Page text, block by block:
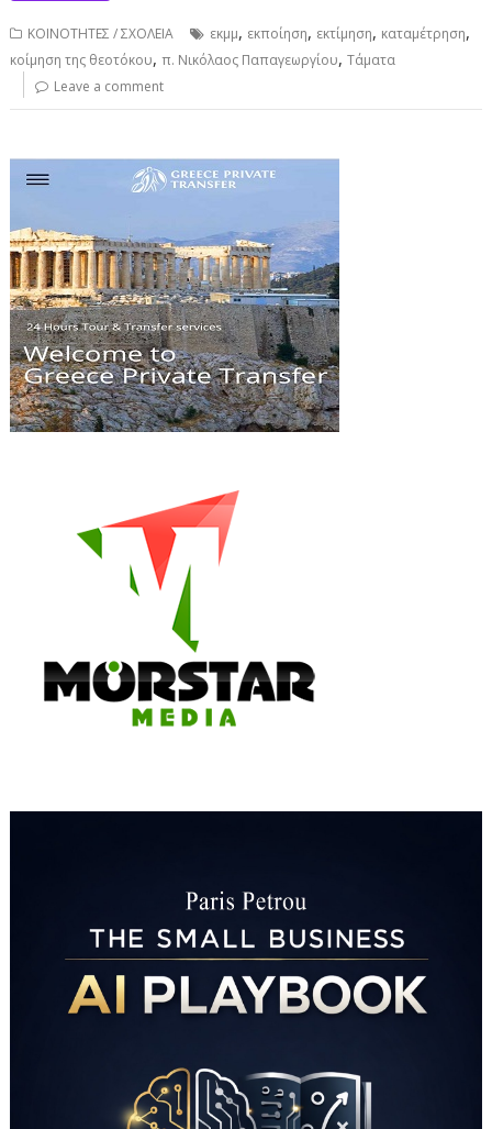
ΚΟΙΝΟΤΗΤΕΣ / ΣΧΟΛΕΙΑ εκμμ, εκποίηση, εκτίμηση, καταμέτρηση,
κοίμηση της θεοτόκου,π. Νικόλαος Παπαγεωργίου,Τάματα
Leave a comment